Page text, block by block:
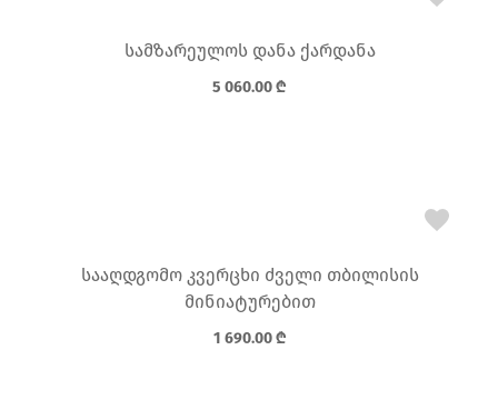
სამზარეულოს დანა ქარდანა
5 060.00₾
სააღდგომო კვერცხი ძველი თბილისის
მინიატურებით
1 690.00₾